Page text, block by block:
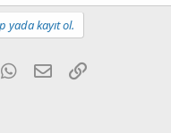
yada kayıt ol.
WhatsApp
E-postaLink